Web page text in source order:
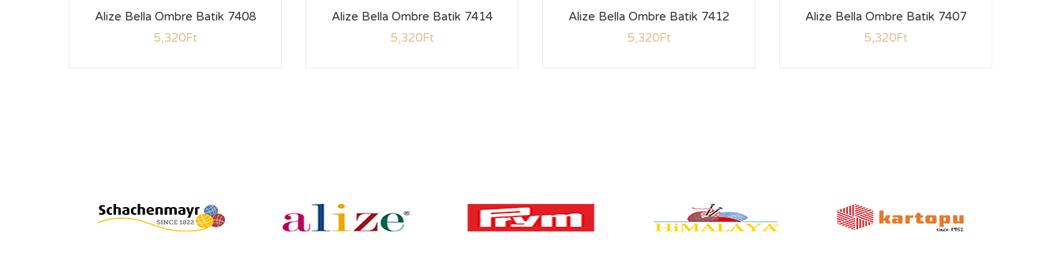
Alize Bella Ombre Batik 7408
5,320Ft
Alize Bella Ombre Batik 7414
5,320Ft
Alize Bella Ombre Batik 7412
5,320Ft
Alize Bella Ombre Batik 7407
5,320Ft